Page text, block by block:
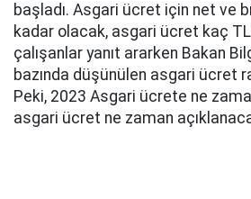
başladı. Asgari ücret için net ve
kadar olacak, asgari ücret kaç
çalışanlar yanıt ararken Bakan
bazında düşünülen asgari ücret
Peki, 2023 Asgari ücrete ne
asgari ücret ne zaman